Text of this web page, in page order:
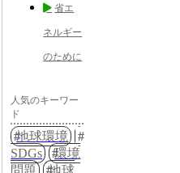
省エ
ネルギー
のために
人気のキーワー
ド
地球環境
SDGs
環境
問題
地球